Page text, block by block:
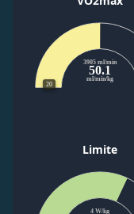
20
3905 ml/min
50.1
ml/min/kg
Limite
4 W/kg